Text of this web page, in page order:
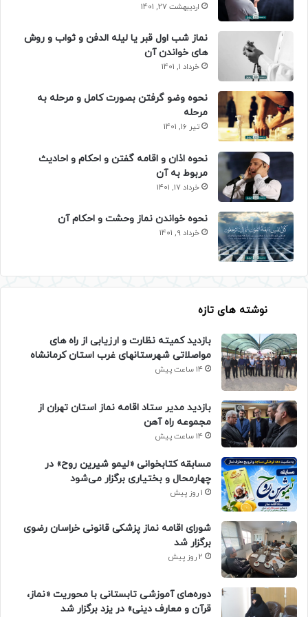
اردیبهشت 27, 1401
نماز شب اول قبر یا لیله الدفن و ثواب و روش
های خواندن آن
خرداد 1, 1401
نحوه وضو گرفتن بصورت کامل و مرحله به
مرحله
تیر 16, 1401
نحوه اذان و اقامه گفتن و احکام و احادیث
مربوط به آن
خرداد 17, 1401
نحوه خواندن نماز وحشت و احکام آن
خرداد 9, 1401
نوشته های تازه
بازدید کمیته نظارت و ارزیابی از راه های
مواصلاتی شهرستانهای غرب استان کرمانشاه
14 ساعت پیش
بازدید مدیر ستاد اقامه نماز استان تهران از
مجموعه راه آهن
14 ساعت پیش
مسابقه کتابخوانی «لیمو شیرین روح» در
چهارمحال و بختیاری برگزار می‌شود
1 روز پیش
شورای اقامه نماز پزشکی قانونی خراسان رضوی
برگزار شد
2 روز پیش
دوره‌های آموزشی تابستانی با محوریت «نماز،
قرآن و معارف دینی» در یزد برگزار شد